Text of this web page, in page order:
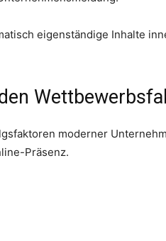
eigenständige Inhalte
moderner
Präsenz.